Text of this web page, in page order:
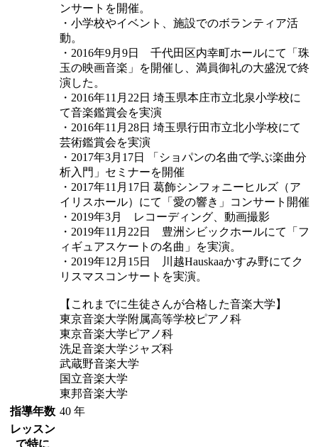
ンサートを開催。
・小学校やイベント、施設でのボランティア活
動。
・2016年9月9日 千代田区内幸町ホールにて「珠
玉の映画音楽」を開催し、満員御礼の大盛況で終
演した。
・2016年11月22日 埼玉県本庄市立北泉小学校に
て音楽鑑賞会を実演
・2016年11月28日 埼玉県行田市立北小学校にて
芸術鑑賞会を実演
・2017年3月17日 「ショパンの名曲で学ぶ楽曲分
析入門」セミナーを開催
・2017年11月17日 葛飾シンフォニーヒルズ（ア
イリスホール）にて「愛の響き」コンサート開催
・2019年3月 レコーディング、動画撮影
・2019年11月22日 豊洲シビックホールにて「フ
ィギュアスケートの名曲」を実演。
・2019年12月15日 川越Hauskaaかすみ野にてク
リスマスコンサートを実演。
【これまでに生徒さんが合格した音楽大学】
東京音楽大学附属高等学校ピアノ科
東京音楽大学ピアノ科
洗足音楽大学ジャズ科
武蔵野音楽大学
国立音楽大学
東邦音楽大学
指導年数 40 年
レッスン
で特に